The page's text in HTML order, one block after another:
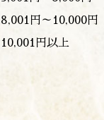
8,001円～10,000円
10,001円以上